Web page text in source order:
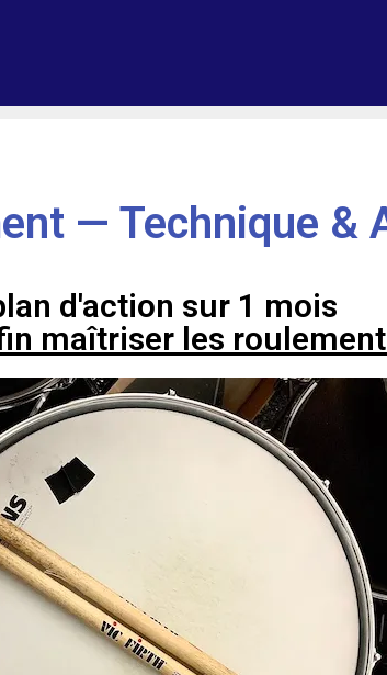
— Technique &
d'action sur 1 mois
maîtriser les